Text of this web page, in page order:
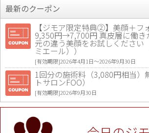
最新のクーポン
【ジモア限定特典②】美顔＋フ
9,350円→7,700円 真皮層に働き
元の違う美顔をお試しください
ミエール））
[有効期限]2026年4月1日〜2026年9月30日
1回分の施術料（3,080円相当）
トサロンFOO）
[有効期限]2026年9月30日
値段提示後「ジモア見た」で更
P！※チケットと新品商品は除く
駅前店）